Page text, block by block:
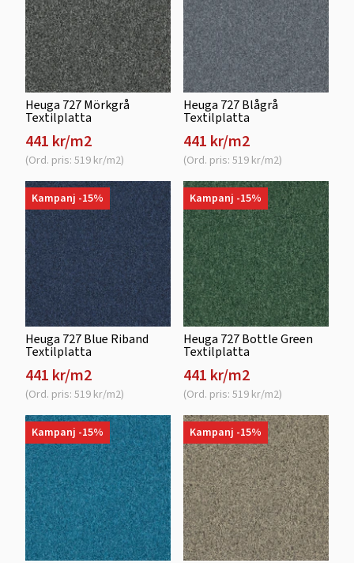
Heuga 727 Mörkgrå
Textilplatta
441 kr/m2
(Ord. pris: 519 kr/m2)
Heuga 727 Blågrå
Textilplatta
441 kr/m2
(Ord. pris: 519 kr/m2)
Kampanj -15%
Heuga 727 Blue Riband
Textilplatta
441 kr/m2
(Ord. pris: 519 kr/m2)
Kampanj -15%
Heuga 727 Bottle Green
Textilplatta
441 kr/m2
(Ord. pris: 519 kr/m2)
Kampanj -15% Kampanj -15%